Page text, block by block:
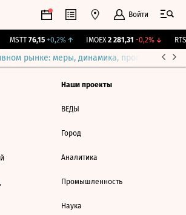
Войти
MSTT 76,15 +0,2%↑ IMOEX 2 281,31 -0,2%↓ RTSI
рынке: меры, динамика, прогнозы
Наши проекты
ВЕДЫ
Город
Аналитика
Промышленность
Наука